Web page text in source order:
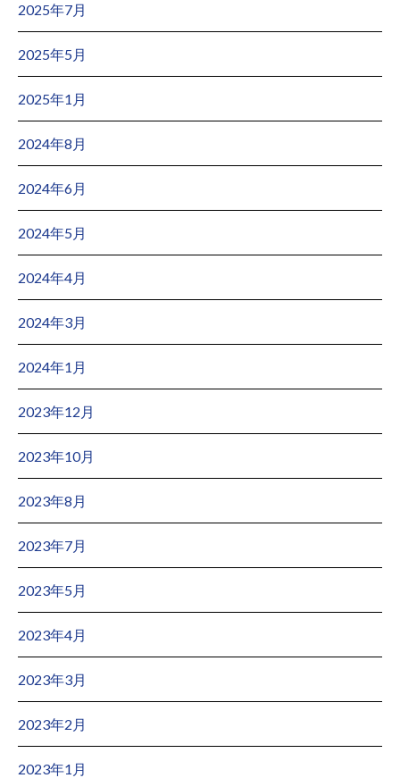
2025年7月
2025年5月
2025年1月
2024年8月
2024年6月
2024年5月
2024年4月
2024年3月
2024年1月
2023年12月
2023年10月
2023年8月
2023年7月
2023年5月
2023年4月
2023年3月
2023年2月
2023年1月